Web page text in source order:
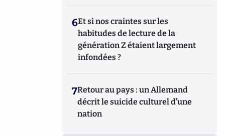
6Et si nos craintes sur les
habitudes de lecture de la
génération Z étaient largement
infondées ?
7Retour au pays : un Allemand
décrit le suicide culturel d’une
nation